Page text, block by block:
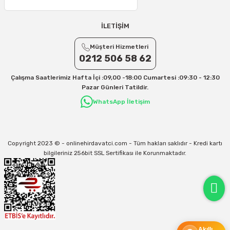
Yurtiçi Kargo için 30 Desi sonrası her +1 Desi: 13 TL
Aras Kargo için 30 Desi sonrası her +1 Desi: 17 TL
Kargo ve teslimat süreçleriyle ilgili tüm sorularınız için bizimle iletişime
31/12/2026 Tarihine Kadar Geçerlidir
İLETİŞİM
Müşteri Hizmetleri
0212 506 58 62
Çalışma Saatlerimiz Hafta İçi :09,00 -18:00 Cumartesi :09:30 - 12:30
Pazar Günleri Tatildir.
WhatsApp İletişim
Copyright 2023 © - onlinehirdavatci.com - Tüm hakları saklıdır - Kredi kartı
bilgileriniz 256bit SSL Sertifikası ile Korunmaktadır.